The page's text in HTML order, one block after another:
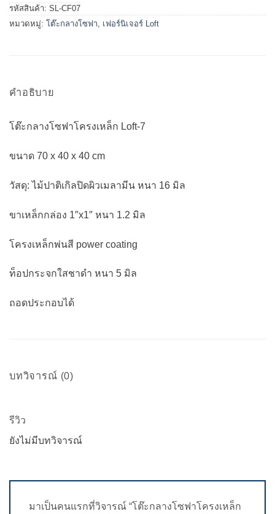
รหัสสินค้า: SL-CF07
หมวดหมู่: โต๊ะกลางโซฟา, เฟอร์นิเจอร์ Loft
คำอธิบาย
โต๊ะกลางโซฟาโครงเหล็ก Loft-7
ขนาด 70 x 40 x 40 cm
วัสดุ: ไม้ปาติเกิลปิดผิวเมลามีน หนา 16 มิล
ขาเหล็กกล่อง 1″x1″ หนา 1.2 มิล
โครงเหล็กพ่นสี power coating
ท็อปกระจกใสชาดำ หนา 5 มิล
ถอดประกอบได้
บทวิจารณ์ (0)
รีวิว
ยังไม่มีบทวิจารณ์
มาเป็นคนแรกที่วิจารณ์ “โต๊ะกลางโซฟาโครงเหล็ก